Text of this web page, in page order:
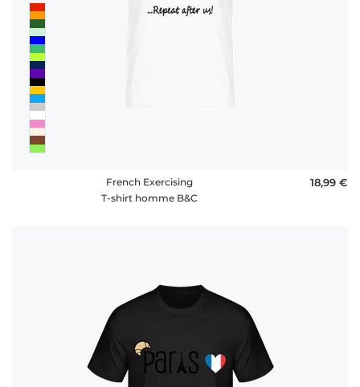
French Exercising
T-shirt homme B&C
18,99 €